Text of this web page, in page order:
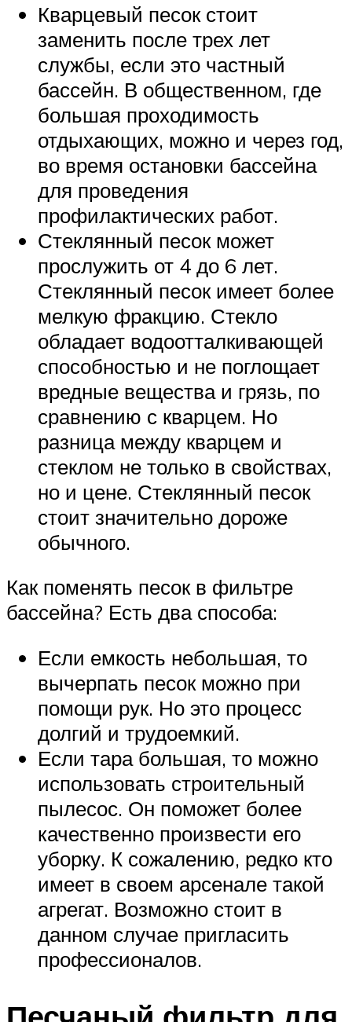
Кварцевый песок стоит
заменить после трех лет
службы, если это частный
бассейн. В общественном, где
большая проходимость
отдыхающих, можно и через год,
во время остановки бассейна
для проведения
профилактических работ.
Стеклянный песок может
прослужить от 4 до 6 лет.
Стеклянный песок имеет более
мелкую фракцию. Стекло
обладает водоотталкивающей
способностью и не поглощает
вредные вещества и грязь, по
сравнению с кварцем. Но
разница между кварцем и
стеклом не только в свойствах,
но и цене. Стеклянный песок
стоит значительно дороже
обычного.
Как поменять песок в фильтре
бассейна? Есть два способа:
Если емкость небольшая, то
вычерпать песок можно при
помощи рук. Но это процесс
долгий и трудоемкий.
Если тара большая, то можно
использовать строительный
пылесос. Он поможет более
качественно произвести его
уборку. К сожалению, редко кто
имеет в своем арсенале такой
агрегат. Возможно стоит в
данном случае пригласить
профессионалов.